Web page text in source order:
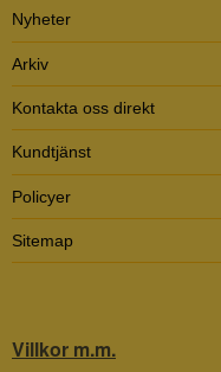
Nyheter
Arkiv
Kontakta oss direkt
Kundtjänst
Policyer
Sitemap
Villkor m.m.